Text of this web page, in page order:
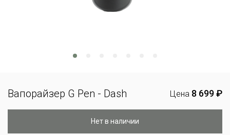
Вапорайзер G Pen - Dash Цена 8 699 ₽
Нет в наличии